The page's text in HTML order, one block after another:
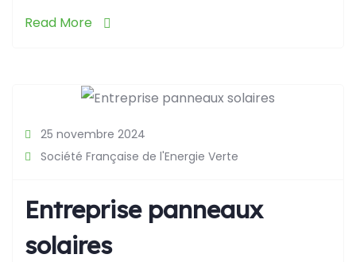
Read More
25 novembre 2024
Société Française de l'Energie Verte
Entreprise panneaux
solaires